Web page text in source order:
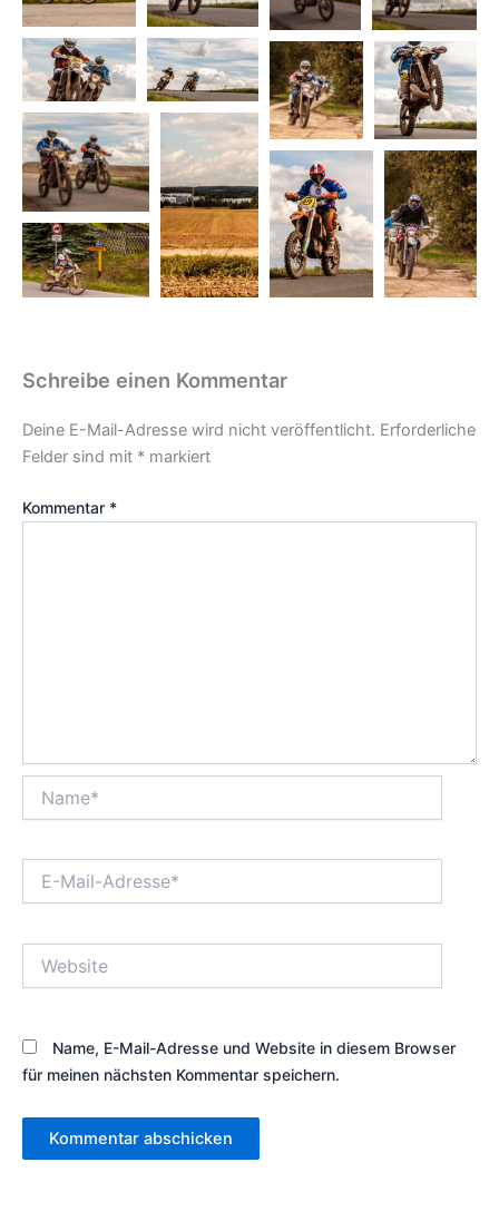
Schreibe einen Kommentar
Deine E-Mail-Adresse wird nicht veröffentlicht. Erforderliche
Felder sind mit * markiert
Kommentar *
Mail-
Name, E-Mail-Adresse und Website in diesem Browser
für meinen nächsten Kommentar speichern.